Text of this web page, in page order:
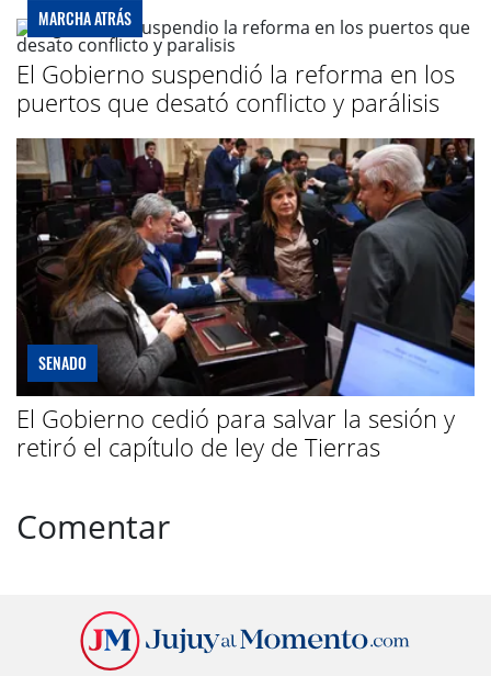
MARCHA ATRÁS
El Gobierno suspendió la reforma en los
puertos que desató conflicto y parálisis
SENADO
El Gobierno cedió para salvar la sesión y
retiró el capítulo de ley de Tierras
Comentar